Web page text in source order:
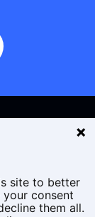
site to better
consent
them all.